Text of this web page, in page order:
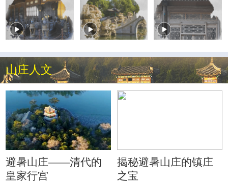
山庄人文
避暑山庄——清代的
皇家行宫
揭秘避暑山庄的镇庄
之宝